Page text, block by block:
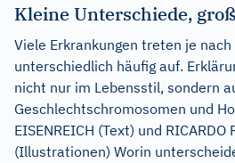
Kleine Unterschiede,
Viele Erkrankungen treten je nach
unterschiedlich häufig auf.
nicht nur im Lebensstil, sondern
Geschlechtschromosomen und
EISENREICH (Text) und RICARDO
(Illustrationen) Worin